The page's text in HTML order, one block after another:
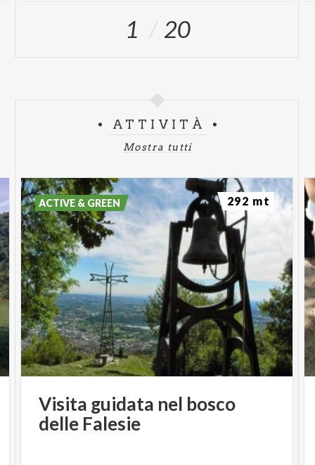
1 20
ATTIVITÀ
Mostra tutti
Visita guidata nel bosco
delle Falesie
ACTIVE & GREEN 292 mt